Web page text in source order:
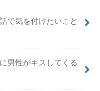
で気を付けたいこと
男性がキスしてくる